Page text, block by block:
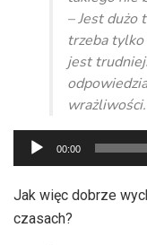
– Jest dużo
trzeba tylko
jest
wrażliwości.
Odtwarzacz
plików
dźwiękowych
00:00
Jak więc dobrze
czasach?